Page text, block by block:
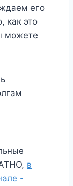
его
как это
можете
в
-